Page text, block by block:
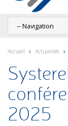
Accueil Actualités
2025